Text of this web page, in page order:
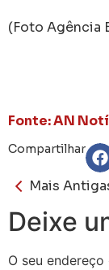
(Foto Agência
Fonte: AN
Compartilhar
Mais
Deixe
O seu